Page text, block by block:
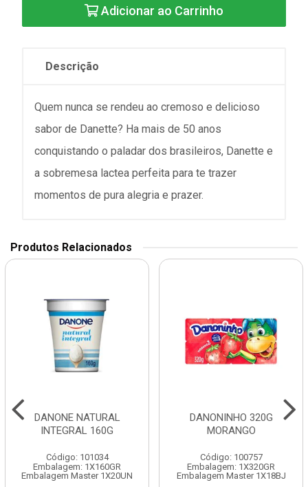
Adicionar ao Carrinho
Descrição
Quem nunca se rendeu ao cremoso e delicioso
sabor de Danette? Ha mais de 50 anos
conquistando o paladar dos brasileiros, Danette e
a sobremesa lactea perfeita para te trazer
momentos de pura alegria e prazer.
Produtos Relacionados
DANONE NATURAL
INTEGRAL 160G
Código: 101034
Embalagem: 1X160GR
Embalagem Master 1X20UN
DANONINHO 320G
MORANGO
Código: 100757
Embalagem: 1X320GR
Embalagem Master 1X18BJ